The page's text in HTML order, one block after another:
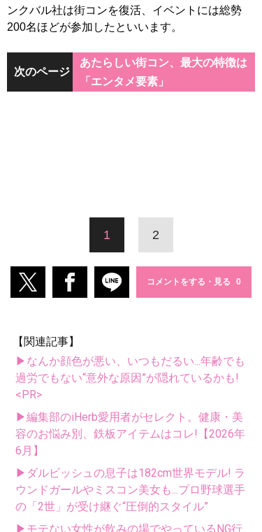
ンクバル社は街コンを復活、イベントには総勢
200名ほどが参加したといいます。
次のページ
あたらしい街コン、最大の特徴は
「エンタメ要素」
1 2
コメントをする・見る
【関連記事】
▶なんか顔色が悪い、いつもだるい...年齢でも
過労でもない“意外な原因”が隠れているかも!
<PR>
▶編集部のiHerb愛用者がセレクト。健康・美
容のお悩み別、鉄板アイテムはコレ!【2026年
6月】
▶ダルビッシュの息子は182cm世界モデル! ラ
ウンドガールやミスコン美女も...プロ野球選手
の「2世」が受け継ぐ“圧倒的スタイル”
▶モテない女性が飲みの場でやっているNG行